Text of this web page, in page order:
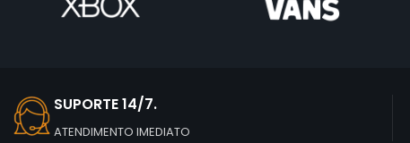
SUPORTE 14/7.
ATENDIMENTO IMEDIATO